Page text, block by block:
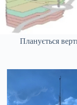
Планується